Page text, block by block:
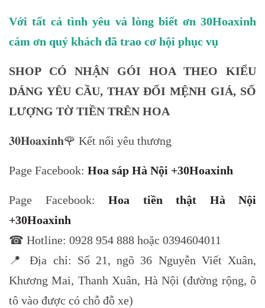
Với tất cả tình yêu và lòng biết ơn 30Hoaxinh
cám ơn quý khách đã trao cơ hội phục vụ
SHOP CÓ NHẬN GÓI HOA THEO KIỂU
DÁNG YÊU CẦU, THAY ĐỔI MỆNH GIÁ, SỐ
LƯỢNG TỜ TIỀN TRÊN HOA
𝟑𝟎𝐇𝐨𝐚𝐱𝐢𝐧𝐡🌹 Kết nối yêu thương
Page Facebook: Hoa sáp Hà Nội +30Hoaxinh
Page Facebook: Hoa tiền thật Hà Nội
+30Hoaxinh
☎ Hotline: 0928 954 888 hoặc 0394604011
📍 Địa chỉ: Số 21, ngõ 36 Nguyễn Viết Xuân,
Khương Mai, Thanh Xuân, Hà Nội (đường rộng, ô
tô vào được có chỗ đỗ xe)